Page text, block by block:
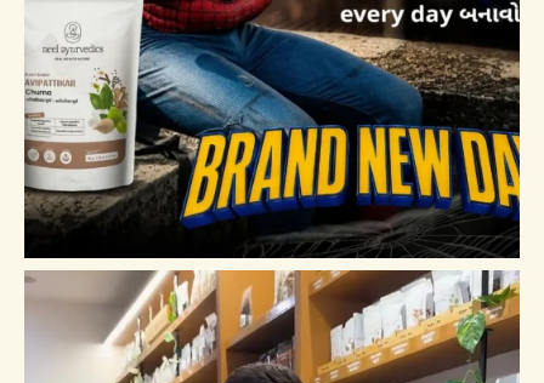
naturales de alta calidad y un compromiso con la salud
de la piel. Este jabón no contiene químicos agresivos ni
fragancias artificiales, lo que garantiza una experiencia
de cuidado de la piel pura. Su fórmula ligera crea una
espuma maravillosa, haciendo que tu ritual de limpieza
sea realmente placentero. Además, los beneficios de
una piel radiante, una mayor hidratación y una sensación
de frescura lo convierten en una fantástica adición a tu
rutina de cuidado personal o en un regalo especial para
tus seres queridos.
Sumérgete en el increíble mundo del cuidado natural de
la piel con nuestro Jabón de Aloe Vera y descubre el